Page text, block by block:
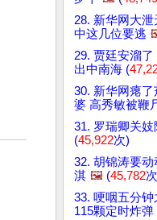
28. 新华网大
中这几位要逃
29. 贾廷安溜了
出中南海 (
30. 新华网瘪
婆 高秀敏被鞭
31. 罗瑞卿关
(45,922次)
32. 胡锦涛要动
淇 🖼️ (45,782
33. 哽咽五分
115颗定时炸弹